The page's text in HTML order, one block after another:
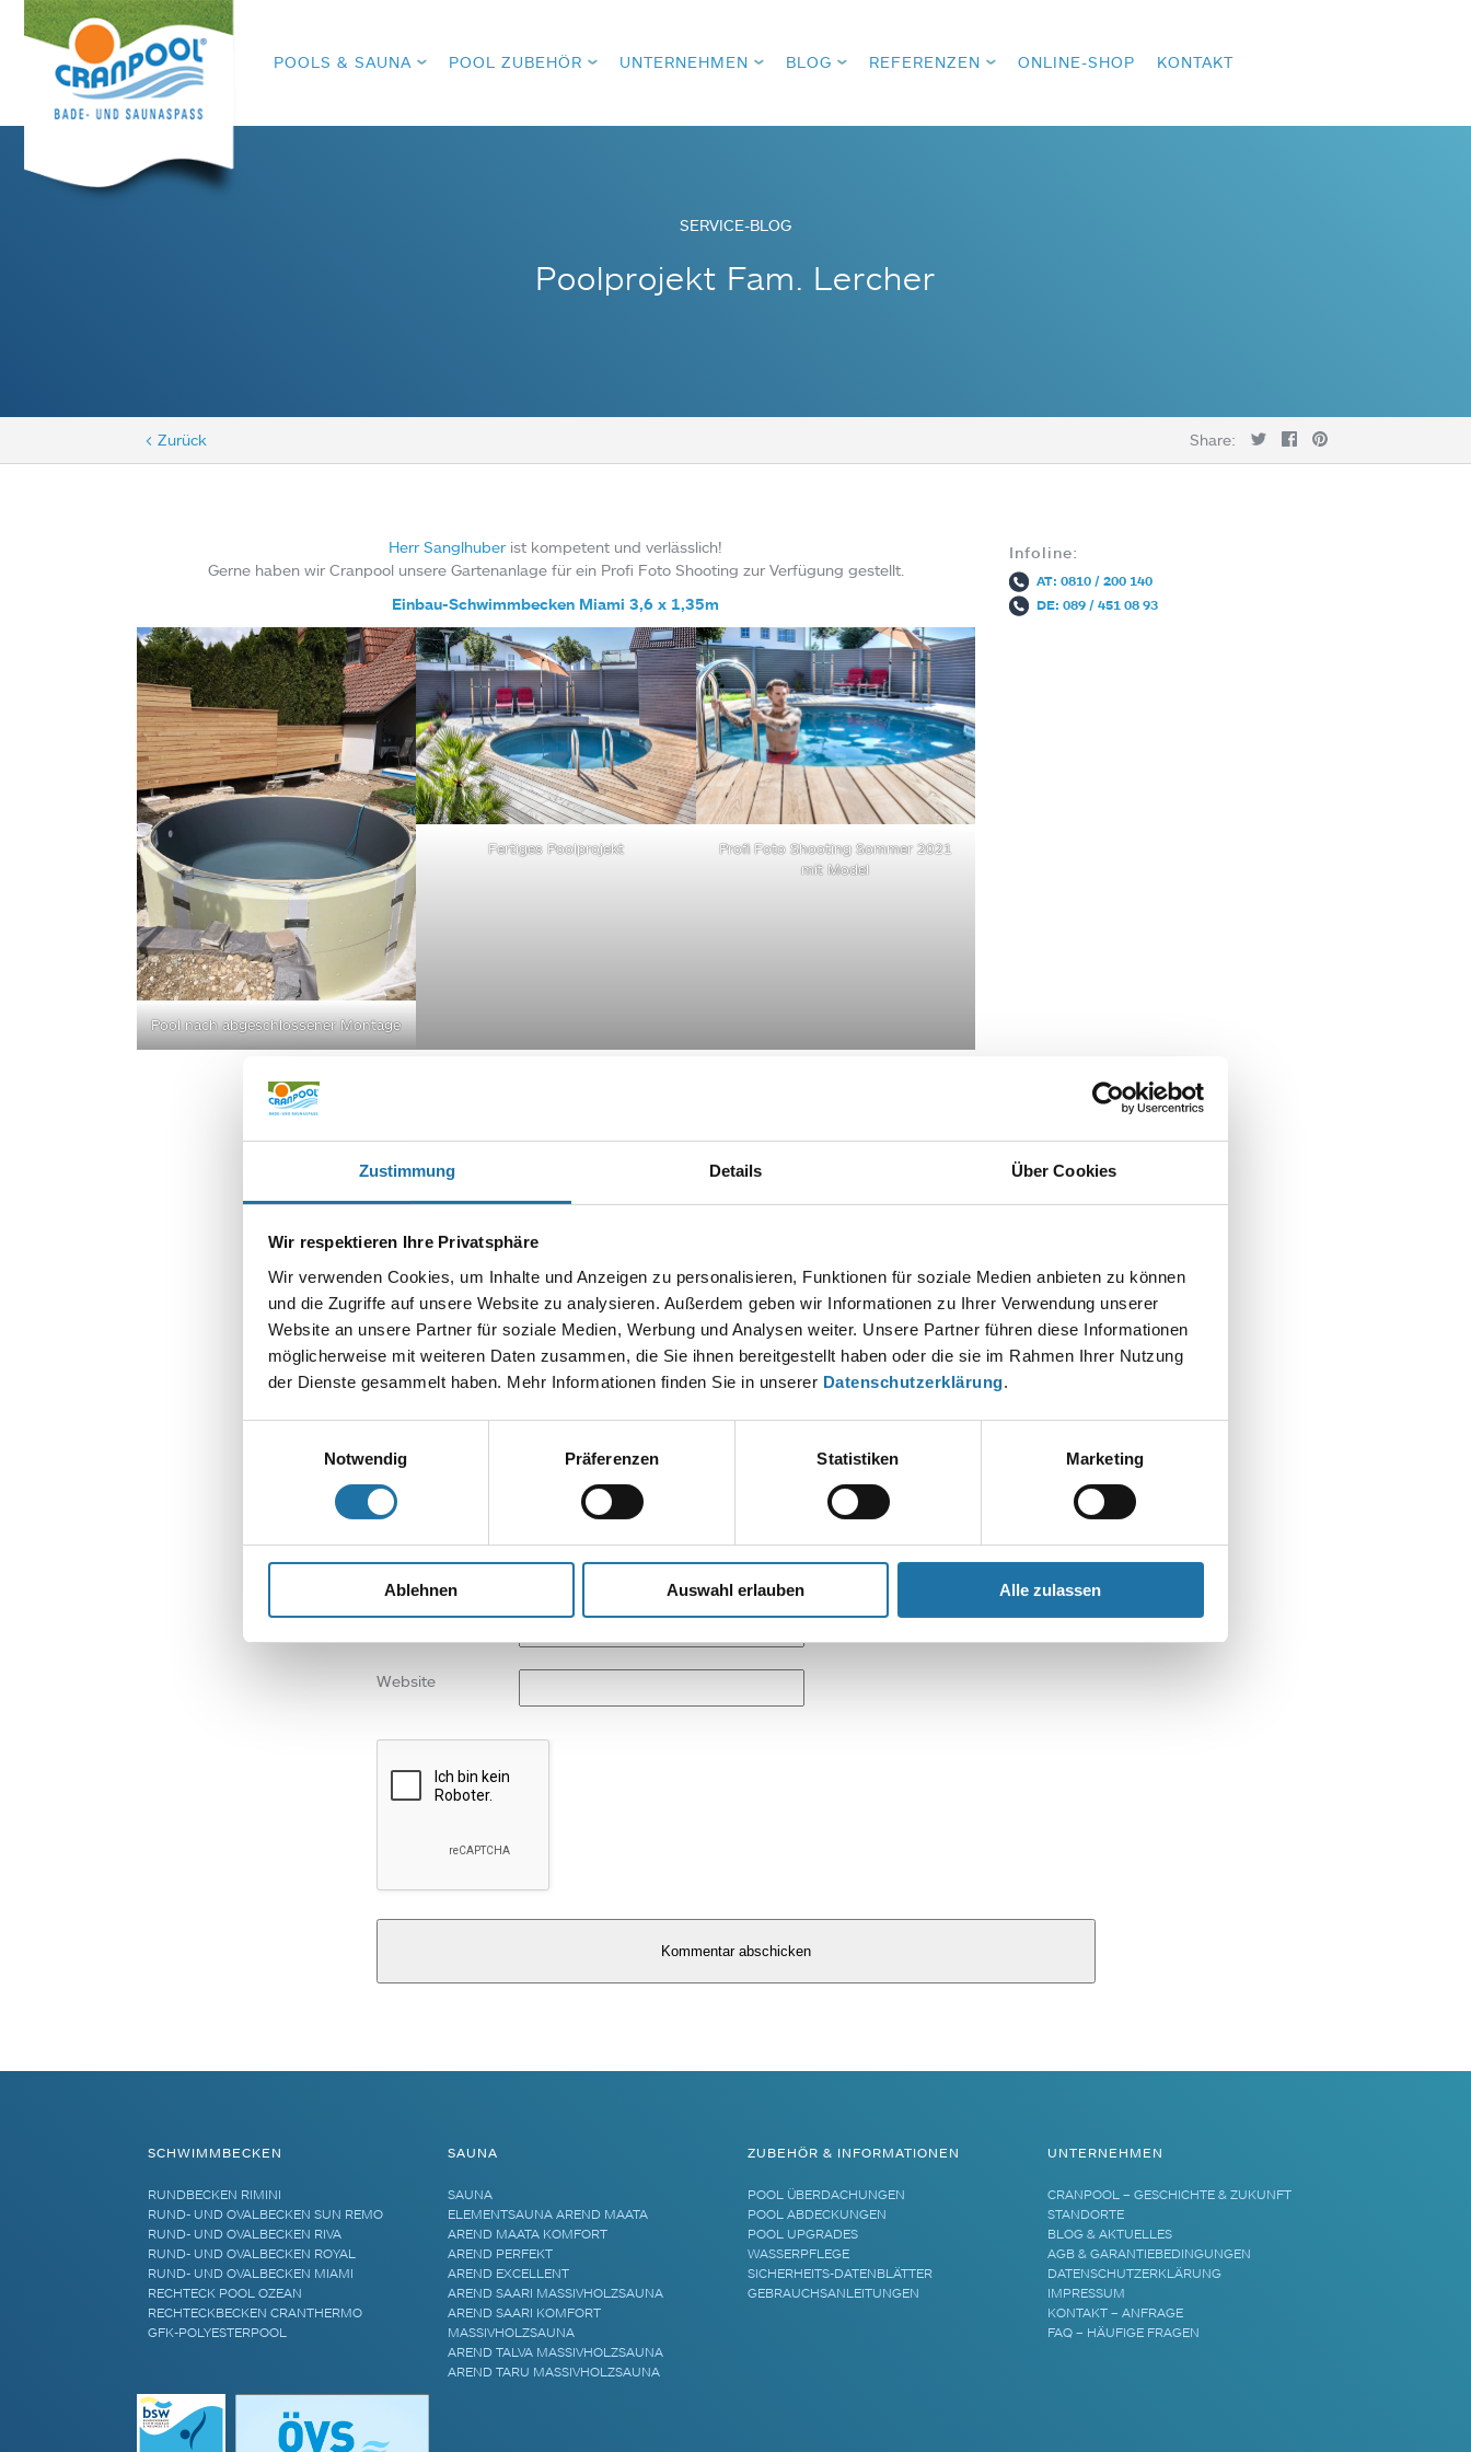
Zustimmung Details Über Cookies
Wir respektieren Ihre Privatsphäre
Wir verwenden Cookies, um Inhalte und Anzeigen zu personalisieren, Funktionen für soziale Medien anbieten zu können
und die Zugriffe auf unsere Website zu analysieren. Außerdem geben wir Informationen zu Ihrer Verwendung unserer
Website an unsere Partner für soziale Medien, Werbung und Analysen weiter. Unsere Partner führen diese Informationen
möglicherweise mit weiteren Daten zusammen, die Sie ihnen bereitgestellt haben oder die sie im Rahmen Ihrer Nutzung
der Dienste gesammelt haben. Mehr Informationen finden Sie in unserer Datenschutzerklärung.
Notwendig
Präferenzen Statistiken Marketing
Ablehnen Auswahl erlauben Alle zulassen
POOLS & SAUNA POOL ZUBEHÖR UNTERNEHMEN BLOG REFERENZEN ONLINE-SHOP KONTAKT
SERVICE-BLOG
Poolprojekt Fam. Lercher
< Zurück Share:
Herr Sanglhuberist kompetent und verlässlich!
Gerne haben wir Cranpool unsere Gartenanlage für ein Profi Foto Shooting zur Verfügung gestellt.
Einbau-Schwimmbecken Miami 3,6 x 1,35m
Pool nach abgeschlossener Montage
Fertiges Poolprojekt
Profi Foto Shooting Sommer 2021
mit Model
Infoline:
AT: 0810 / 200 140
DE: 089 / 451 08 93
SCHREIBE EINEN KOMMENTAR
Deine E-Mail-Adresse wird nicht veröffentlicht. Erforderliche Felder sind mit*markiert
Name*
E-Mail-Adresse*
Website
SCHWIMMBECKEN
RUNDBECKEN RIMINI
RUND- UND OVALBECKEN SUN REMO
RUND- UND OVALBECKEN RIVA
RUND- UND OVALBECKEN ROYAL
RUND- UND OVALBECKEN MIAMI
RECHTECK POOL OZEAN
RECHTECKBECKEN CRANTHERMO
GFK-POLYESTERPOOL
SAUNA
SAUNA
ELEMENTSAUNA AREND MAATA
AREND MAATA KOMFORT
AREND PERFEKT
AREND EXCELLENT
AREND SAARI MASSIVHOLZSAUNA
AREND SAARI KOMFORT
MASSIVHOLZSAUNA
AREND TALVA MASSIVHOLZSAUNA
AREND TARU MASSIVHOLZSAUNA
ZUBEHÖR & INFORMATIONEN
POOL ÜBERDACHUNGEN
POOL ABDECKUNGEN
POOL UPGRADES
WASSERPFLEGE
SICHERHEITS-DATENBLÄTTER
GEBRAUCHSANLEITUNGEN
UNTERNEHMEN
CRANPOOL – GESCHICHTE & ZUKUNFT
STANDORTE
BLOG & AKTUELLES
AGB & GARANTIEBEDINGUNGEN
DATENSCHUTZERKLÄRUNG
IMPRESSUM
KONTAKT – ANFRAGE
FAQ – HÄUFIGE FRAGEN